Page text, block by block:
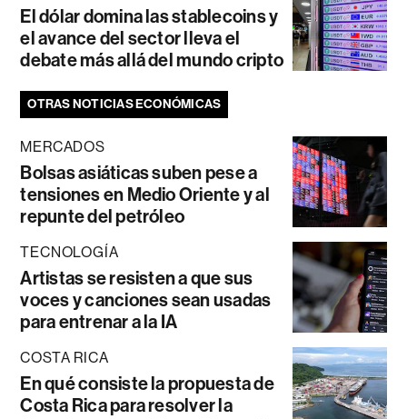
El dólar domina las stablecoins y
el avance del sector lleva el
debate más allá del mundo cripto
OTRAS NOTICIAS ECONÓMICAS
MERCADOS
Bolsas asiáticas suben pese a
tensiones en Medio Oriente y al
repunte del petróleo
TECNOLOGÍA
Artistas se resisten a que sus
voces y canciones sean usadas
para entrenar a la IA
COSTA RICA
En qué consiste la propuesta de
Costa Rica para resolver la